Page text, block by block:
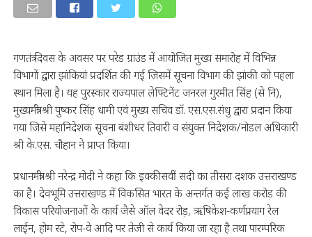
गणतंत्र दिवस के अवसर पर परेड ग्राउंड में आयोजित मुख्य समारोह में विभिन्न
विभागों द्वारा झांकियां प्रदर्शित की गई जिसमें सूचना विभाग की झांकी को पहला
स्थान मिला है। यह पुरस्कार राज्यपाल लेफ्टिनेंट जनरल गुरमीत सिंह (से नि),
मुख्यमंत्री श्री पुष्कर सिंह धामी एवं मुख्य सचिव डॉ. एस.एस.संधु द्वारा प्रदान किया
गया जिसे महानिदेशक सूचना बंशीधर तिवारी व संयुक्त निदेशक/नोडल अधिकारी
श्री के.एस. चौहान ने प्राप्त किया।
प्रधानमंत्री श्री नरेन्द्र मोदी ने कहा कि इक्कीसवीं सदी का तीसरा दशक उत्तराखण्ड
का है। देवभूमि उत्तराखण्ड में विकसित भारत के अन्तर्गत कई लाख करोड़ की
विकास परियोजनाओं के कार्य जैसे ऑल वेदर रोड़, ऋषिकेश-कर्णप्रयाग रेल
लाईन, होम स्टे, रोप-वे आदि पर तेजी से कार्य किया जा रहा है तथा पारम्परिक